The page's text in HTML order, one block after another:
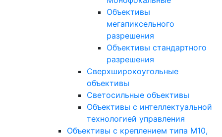
Объективы
мегапиксельного
разрешения
Объективы стандартного
разрешения
Сверхширокоугольные
объективы
Светосильные объективы
Объективы с интеллектуальной
технологией управления
Объективы с креплением типа M10,